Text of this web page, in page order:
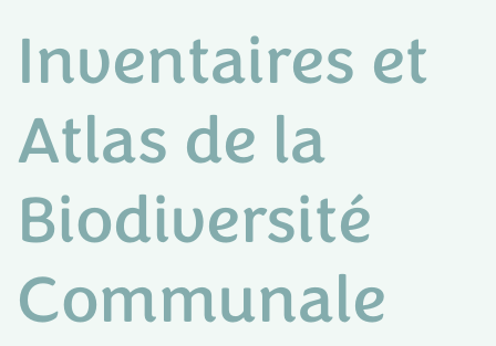
Inventaires et
Atlas de la
Biodiversité
Communale